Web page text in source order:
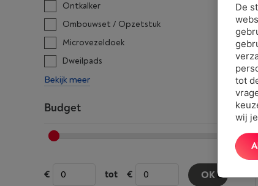
Ontkalker
Ombouwset / Opzetstuk
Microvezeldoek
Dweilpads
Bekijk meer
Budget
tot OK
De
tot
wij